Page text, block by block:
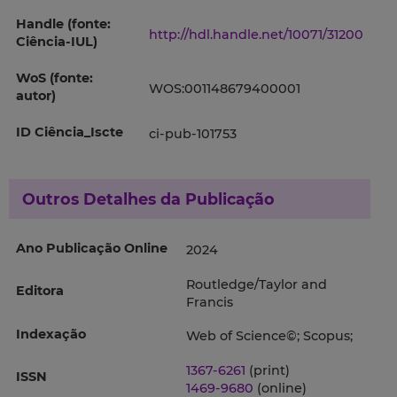
Handle (fonte:
Ciência-IUL)
http://hdl.handle.net/10071/31200
WoS (fonte:
autor)
WOS:001148679400001
ID Ciência_Iscte ci-pub-101753
Outros Detalhes da Publicação
Ano Publicação Online 2024
Editora
Routledge/Taylor and
Francis
Indexação
Web of Science©; Scopus;
ISSN 1367-6261 (print)
1469-9680 (online)